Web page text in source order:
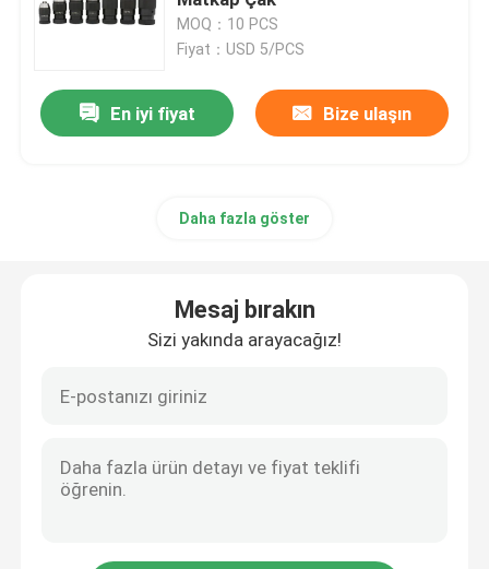
NT Takım Tutucu
CATE Takım Tutucu
Çapraz Anahtar
CNC Çekme Saplaması
Döner Merkez
MOQ：10 PCS
Fiyat：USD 5/PCS
En iyi fiyat Bize ulaşın
Daha fazla göster
Mesaj bırakın
Sizi yakında arayacağız!